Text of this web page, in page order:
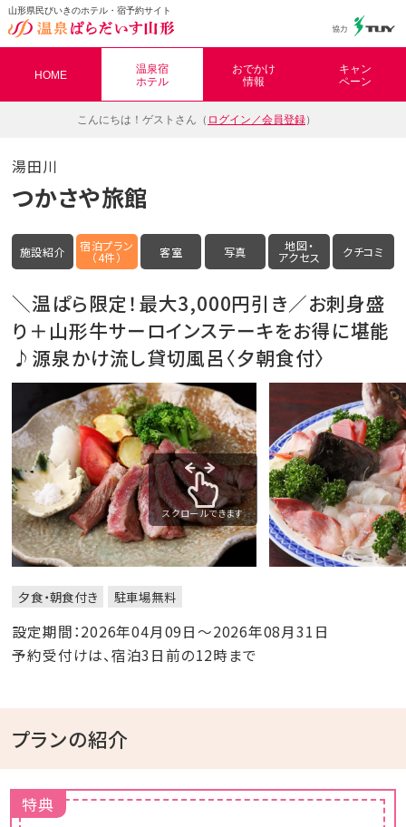
山形県民びいきのホテル・宿予約サイト
HOME
温泉宿
ホテル
おでかけ
情報
キャン
ペーン
こんにちは！ ゲストさん（ ログイン／会員登録）
湯田川
つかさや旅館
施設紹介 宿泊プラン
（4件） 客室 写真 地図・
アクセス クチコミ
＼温ぱら限定！最大3,000円引き／お刺身盛
り＋山形牛サーロインステーキをお得に堪能
♪源泉かけ流し貸切風呂〈夕朝食付〉
スクロールできます
夕食・朝食付き 駐車場無料
設定期間：2026年04月09日～2026年08月31日
予約受付けは、宿泊3日前の12時まで
プランの紹介
特典